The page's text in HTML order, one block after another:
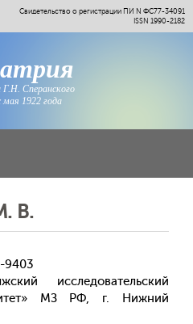
Свидетельство о регистрации ПИ N ФС77-34091
ISSN 1990-2182
Сперанского
мая 1922 года
В.
9403
исследовательский
МЗ РФ, г. Нижний